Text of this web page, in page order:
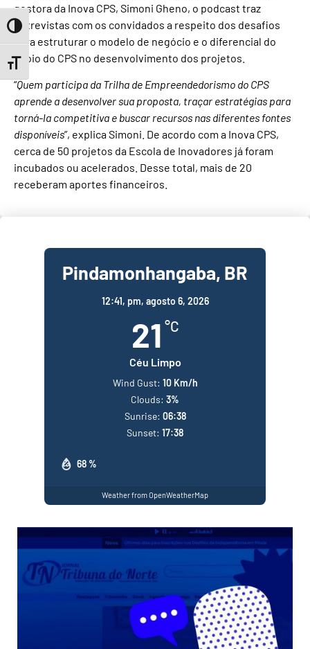
Toggle High Contrast
Toggle Font size
gestora da Inova CPS, Simoni Gheno, o podcast traz
entrevistas com os convidados a respeito dos desafios
para estruturar o modelo de negócio e o diferencial do
apoio do CPS no desenvolvimento dos projetos.
“Quem participa da Trilha de Empreendedorismo do CPS
aprende a desenvolver sua proposta, traçar estratégias para
torná-la competitiva e buscar recursos nas diferentes fontes
disponíveis”, explica Simoni. De acordo com a Inova CPS,
cerca de 50 projetos da Escola de Inovadores já foram
incubados ou acelerados. Desse total, mais de 20
receberam aportes financeiros.
Pindamonhangaba, BR
12:41, pm, agosto 6, 2026
21 °C
Céu Limpo
68 %
Wind Gust: 10 Km/h
Clouds: 3%
Sunrise: 06:38
Sunset: 17:38
Weather from OpenWeatherMap